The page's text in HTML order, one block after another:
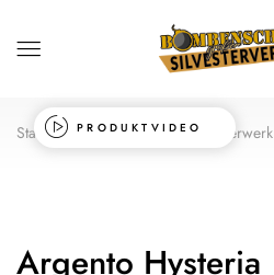
Startseite Shop Batterie-Feuerwerk
PRODUKTVIDEO
Argento Hysteria